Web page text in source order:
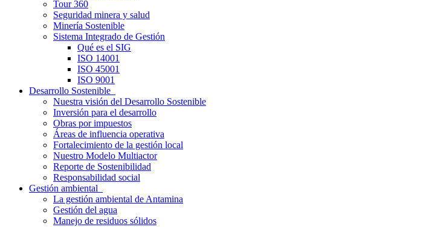
Tour 360
Seguridad minera y salud
Minería Sostenible
Sistema Integrado de Gestión
Qué es el SIG
ISO 14001
ISO 45001
ISO 9001
Desarrollo Sostenible
Nuestra visión del Desarrollo Sostenible
Inversión para el desarrollo
Obras por impuestos
Áreas de influencia operativa
Fortalecimiento de la gestión local
Nuestro Modelo Multiactor
Reporte de Sostenibilidad
Responsabilidad social
Gestión ambiental
La gestión ambiental de Antamina
Gestión del agua
Manejo de residuos sólidos